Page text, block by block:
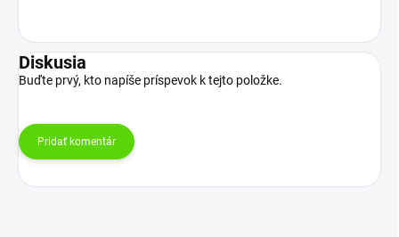
Diskusia
Buďte prvý, kto napíše príspevok k tejto položke.
Pridať komentár